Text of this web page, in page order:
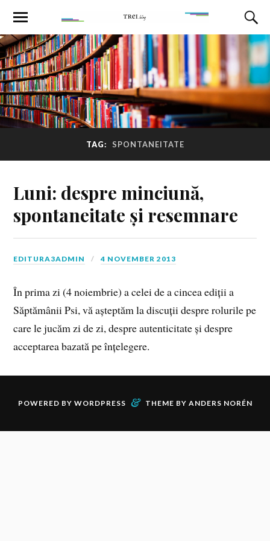
TAG: SPONTANEITATE
Luni: despre minciună,
spontaneitate și resemnare
EDITURA3ADMIN 4 NOVEMBER 2013
În prima zi (4 noiembrie) a celei de a cincea ediții a
Săptămânii Psi, vă așteptăm la discuții despre rolurile pe
care le jucăm zi de zi, despre autenticitate și despre
acceptarea bazată pe înțelegere.
POWERED BY WORDPRESS & THEME BY ANDERS NORÉN